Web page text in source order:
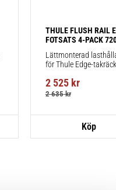
THULE FLUSH RAIL
FOTSATS 4-PACK
Lättmonterad
för Thule Edge-
reling.
2 525kr
2 635kr